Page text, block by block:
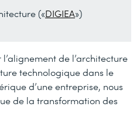
(«DIGIEA»)
l’alignement de l’architecture
technologique dans le
d’une entreprise, nous
de la transformation des